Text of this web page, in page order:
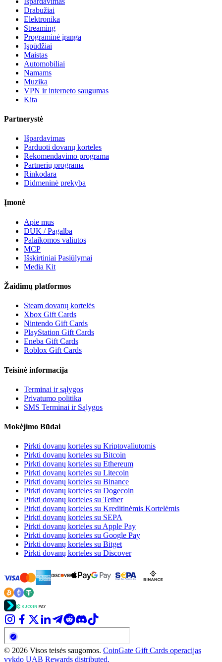
Drabužiai
Elektronika
Streaming
Programinė įranga
Įspūdžiai
Maistas
Automobiliai
Namams
Muzika
VPN ir interneto saugumas
Kita
Partnerystė
Išpardavimas
Parduoti dovanų korteles
Rekomendavimo programa
Partnerių programa
Rinkodara
Didmeninė prekyba
Įmonė
Apie mus
DUK / Pagalba
Palaikomos valiutos
MCP
Išskirtiniai Pasiūlymai
Media Kit
Žaidimų platformos
Steam dovanų kortelės
Xbox Gift Cards
Nintendo Gift Cards
PlayStation Gift Cards
Eneba Gift Cards
Roblox Gift Cards
Teisinė informacija
Terminai ir sąlygos
Privatumo politika
SMS Terminai ir Sąlygos
Mokėjimo Būdai
Pirkti dovanų korteles su Kriptovaliutomis
Pirkti dovanų korteles su Bitcoin
Pirkti dovanų korteles su Ethereum
Pirkti dovanų korteles su Litecoin
Pirkti dovanų korteles su Binance
Pirkti dovanų korteles su Dogecoin
Pirkti dovanų korteles su Tether
Pirkti dovanų korteles su Kreditinėmis Kortelėmis
Pirkti dovanų korteles su SEPA
Pirkti dovanų korteles su Apple Pay
Pirkti dovanų korteles su Google Pay
Pirkti dovanų korteles su Bitget
Pirkti dovanų korteles su Discover
© 2026 Visos teisės saugomos. CoinGate Gift Cards operacijas
vykdo UAB Rewards distributed.